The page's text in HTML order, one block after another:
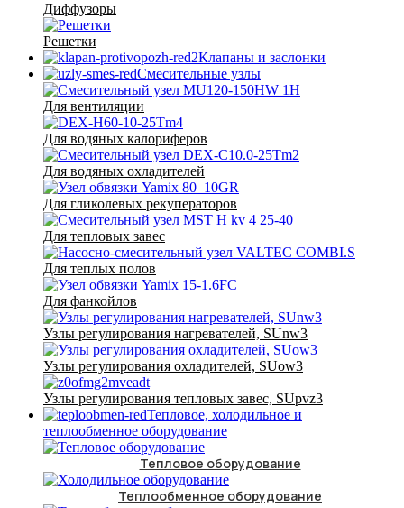
Диффузоры
Решетки
Клапаны и заслонки
Смесительные узлы
Для вентиляции
Для водяных калориферов
Для водяных охладителей
Для гликолевых рекуператоров
Для тепловых завес
Для теплых полов
Для фанкойлов
Узлы регулирования нагревателей, SUnw3
Узлы регулирования охладителей, SUow3
Узлы регулирования тепловых завес, SUpvz3
Тепловое, холодильное и
теплообменное оборудование
Тепловое оборудование
Теплообменное оборудование